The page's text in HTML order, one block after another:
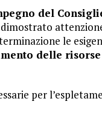
del
le
delle
per